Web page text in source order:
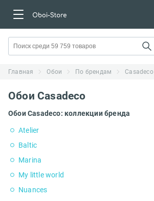
Главная Обои По брендам Casadeco
Обои Casadeco
Обои Casadeco: коллекции бренда
Atelier
Baltic
Marina
My little world
Nuances